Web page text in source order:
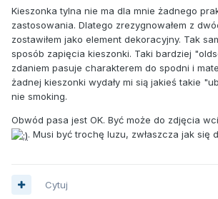
Kieszonka tylna nie ma dla mnie żadnego
zastosowania. Dlatego zrezygnowałem z
zostawiłem jako element dekoracyjny. Tak
sposób zapięcia kieszonki. Taki bardziej
zdaniem pasuje charakterem do spodni i
żadnej kieszonki wydały mi sią jakieś takie
nie smoking.
Obwód pasa jest OK. Być może do zdjęcia
. Musi być trochę luzu, zwłaszcza jak się
Cytuj